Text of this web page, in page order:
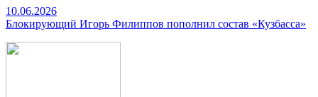
10.06.2026
Блокирующий Игорь Филиппов пополнил состав «Кузбасса»